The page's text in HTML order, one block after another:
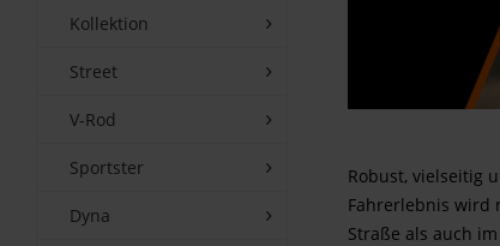
Kollektion
Street
V-Rod
Sportster
Dyna
Robust, vielseitig
Fahrerlebnis wird
Straße als auch